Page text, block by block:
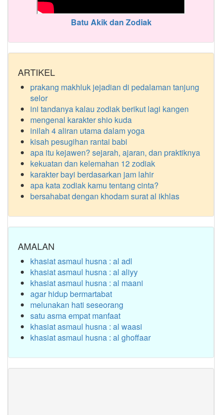
Batu Akik dan Zodiak
ARTIKEL
prakang makhluk jejadian di pedalaman tanjung
selor
ini tandanya kalau zodiak berikut lagi kangen
mengenal karakter shio kuda
inilah 4 aliran utama dalam yoga
kisah pesugihan rantai babi
apa itu kejawen? sejarah, ajaran, dan praktiknya
kekuatan dan kelemahan 12 zodiak
karakter bayi berdasarkan jam lahir
apa kata zodiak kamu tentang cinta?
bersahabat dengan khodam surat al ikhlas
AMALAN
khasiat asmaul husna : al adl
khasiat asmaul husna : al aliyy
khasiat asmaul husna : al maani
agar hidup bermartabat
melunakan hati seseorang
satu asma empat manfaat
khasiat asmaul husna : al waasi
khasiat asmaul husna : al ghoffaar